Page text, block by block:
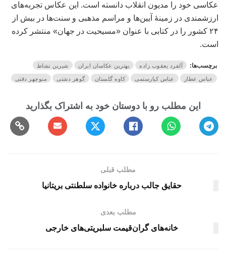
عکاسی خود را مدیون انقلاب دانسته است. این عکاس تجربه‌های
ارزشمندی در زمینهٔ آیین‌ها و مراسم مذهبی و سنت‌ها در بیش از
۲۴ کشور را در کتابی با عنوان «مسیحیت در جهان» منتشر کرده
است.
برچسب‌ها: آلفرد یعقوب زاده بهترین عکاسان ایران شیرین نشاط
عباس عطار عباس کیارستمی کاوه گلستان گوهر دشتی منوچهر دقتی
مطلب قبلی
حقایق جالب درباره خانواده سلطنتی بریتانیا
مطلب بعدی
خانه‌های گران‌قیمت سلبریتی‌های خارجی